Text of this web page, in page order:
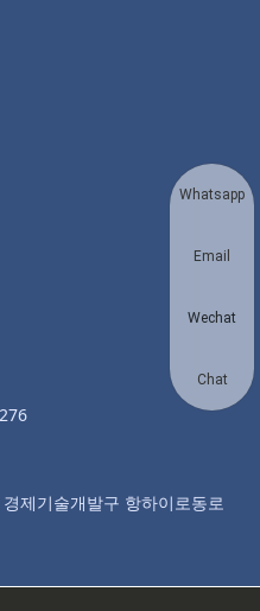
제기술개발구 항하이로동로
Whatsapp
Email
Wechat
Chat